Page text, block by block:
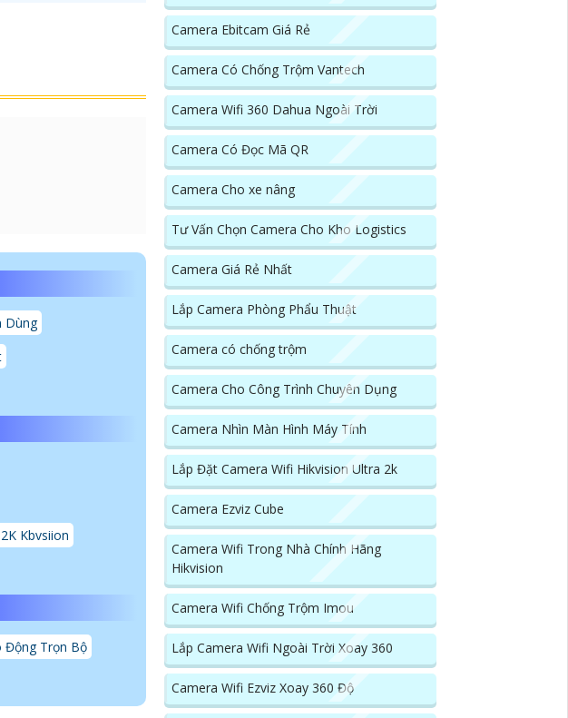
Dùng
Kbvsiion
Động Trọn Bộ
Camera Ebitcam Giá Rẻ
Camera Có Chống Trộm Vantech
Camera Wifi 360 Dahua Ngoài Trời
Camera Có Đọc Mã QR
Camera Cho xe nâng
Tư Vấn Chọn Camera Cho Kho Logistics
Camera Giá Rẻ Nhất
Lắp Camera Phòng Phẩu Thuật
Camera có chống trộm
Camera Cho Công Trình Chuyên Dụng
Camera Nhìn Màn Hình Máy Tính
Lắp Đặt Camera Wifi Hikvision Ultra 2k
Camera Ezviz Cube
Camera Wifi Trong Nhà Chính Hãng
Hikvision
Camera Wifi Chống Trộm Imou
Lắp Camera Wifi Ngoài Trời Xoay 360
Camera Wifi Ezviz Xoay 360 Độ